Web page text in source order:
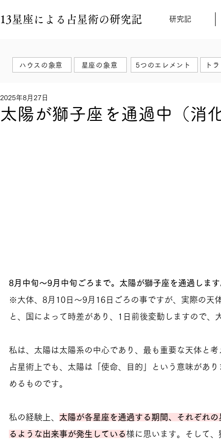
13星座による占星術の研究記 研究記
ハウスの象意 星座の象意 5つのエレメント ト
太陽が獅子座を通過中（消
2025年8月27日
8月中旬～9月中旬ごろまで。太陽が獅子座を通過しま
※大体、8月10日～9月16日ごろの事ですが、実際の天
と、国によって時差があり、1日前後変動しますので、
私は、太陽は太陽系の中心であり、最も重要な天体と考
占星術上でも、太陽は「使命、目的」という意味があ
めるものです。
私の経験上、 太陽が各星座を通過する期間、それぞれ
るような出来事が発生している様に思います。そして、